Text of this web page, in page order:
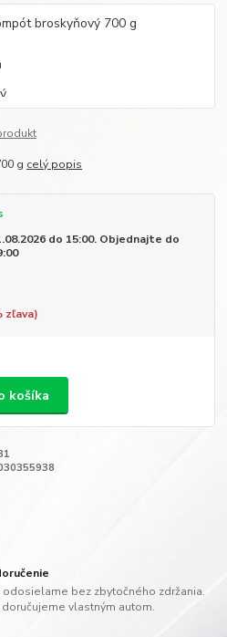
g celý popis
do 15:00. Objednajte do
zľava)
košíka
bez zbytočného zdržania.
vlastným autom.